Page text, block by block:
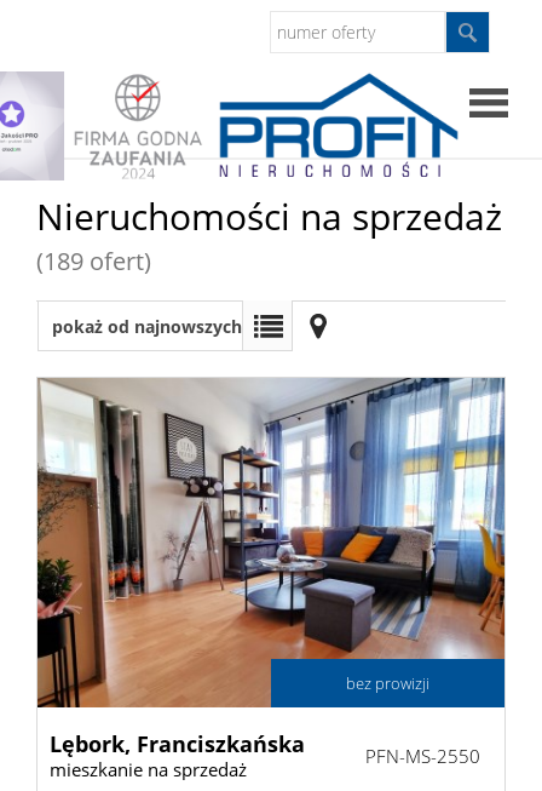
Domy
Dzialki
Lokale
Nieruchomości na sprzedaż
(189 ofert)
pokaż od najnowszych
bez prowizji
Lębork, Franciszkańska
mieszkanie na sprzedaż
PFN-MS-2550